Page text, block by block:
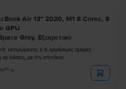
Air 13″ 2020, M1 8 Cores, 8
GPU
Gray, Εξαιρετικό
εκτιμώμενος 2-5 εργάσιμες ημέρες
δόσεις, με 0% επιτόκιο
99€